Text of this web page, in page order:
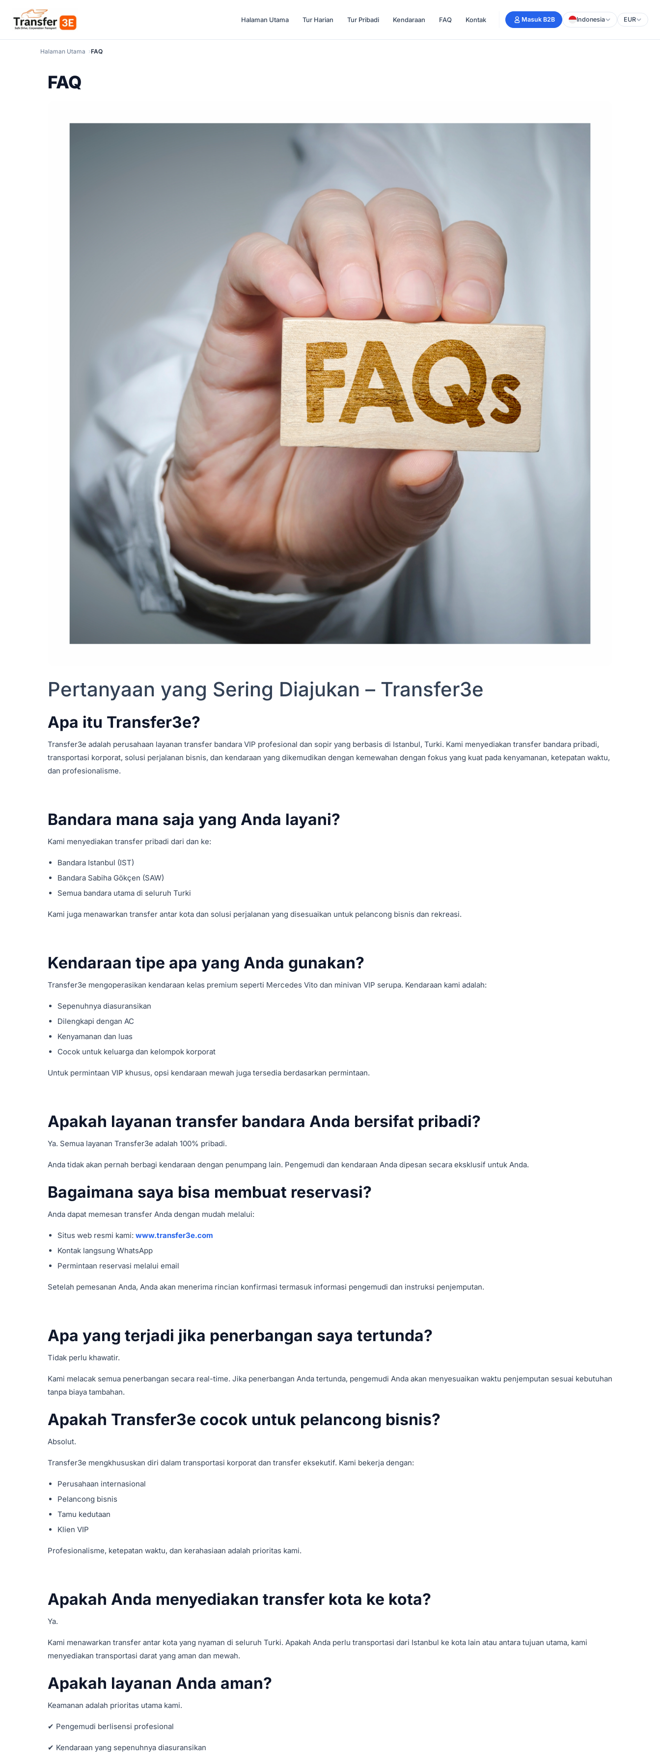
Halaman Utama Tur Harian Tur Pribadi Kendaraan FAQ Kontak Masuk B2B Indonesia EUR
Halaman Utama FAQ
FAQ
Pertanyaan yang Sering Diajukan – Transfer3e
Apa itu Transfer3e?
Transfer3e adalah perusahaan layanan transfer bandara VIP profesional dan sopir yang berbasis di Istanbul, Turki. Kami menyediakan transfer bandara pribadi,
transportasi korporat, solusi perjalanan bisnis, dan kendaraan yang dikemudikan dengan kemewahan dengan fokus yang kuat pada kenyamanan, ketepatan waktu,
dan profesionalisme.
Bandara mana saja yang Anda layani?
Kami menyediakan transfer pribadi dari dan ke:
Bandara Istanbul (IST)
Bandara Sabiha Gökçen (SAW)
Semua bandara utama di seluruh Turki
Kami juga menawarkan transfer antar kota dan solusi perjalanan yang disesuaikan untuk pelancong bisnis dan rekreasi.
Kendaraan tipe apa yang Anda gunakan?
Transfer3e mengoperasikan kendaraan kelas premium seperti Mercedes Vito dan minivan VIP serupa. Kendaraan kami adalah:
Sepenuhnya diasuransikan
Dilengkapi dengan AC
Kenyamanan dan luas
Cocok untuk keluarga dan kelompok korporat
Untuk permintaan VIP khusus, opsi kendaraan mewah juga tersedia berdasarkan permintaan.
Apakah layanan transfer bandara Anda bersifat pribadi?
Ya. Semua layanan Transfer3e adalah 100% pribadi.
Anda tidak akan pernah berbagi kendaraan dengan penumpang lain. Pengemudi dan kendaraan Anda dipesan secara eksklusif untuk Anda.
Bagaimana saya bisa membuat reservasi?
Anda dapat memesan transfer Anda dengan mudah melalui:
Situs web resmi kami: www.transfer3e.com
Kontak langsung WhatsApp
Permintaan reservasi melalui email
Setelah pemesanan Anda, Anda akan menerima rincian konfirmasi termasuk informasi pengemudi dan instruksi penjemputan.
Apa yang terjadi jika penerbangan saya tertunda?
Tidak perlu khawatir.
Kami melacak semua penerbangan secara real-time. Jika penerbangan Anda tertunda, pengemudi Anda akan menyesuaikan waktu penjemputan sesuai kebutuhan
tanpa biaya tambahan.
Apakah Transfer3e cocok untuk pelancong bisnis?
Absolut.
Transfer3e mengkhususkan diri dalam transportasi korporat dan transfer eksekutif. Kami bekerja dengan:
Perusahaan internasional
Pelancong bisnis
Tamu kedutaan
Klien VIP
Profesionalisme, ketepatan waktu, dan kerahasiaan adalah prioritas kami.
Apakah Anda menyediakan transfer kota ke kota?
Ya.
Kami menawarkan transfer antar kota yang nyaman di seluruh Turki. Apakah Anda perlu transportasi dari Istanbul ke kota lain atau antara tujuan utama, kami
menyediakan transportasi darat yang aman dan mewah.
Apakah layanan Anda aman?
Keamanan adalah prioritas utama kami.
✔ Pengemudi berlisensi profesional
✔ Kendaraan yang sepenuhnya diasuransikan